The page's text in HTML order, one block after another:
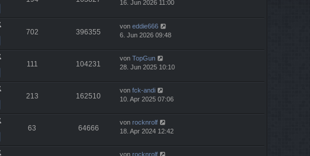
16. Jun 2026 11:00
702 396355
von eddie666
6. Jun 2026 09:48
111 104231
von TopGun
28. Jun 2025 10:10
213 162510
von fck-andi
10. Apr 2025 07:06
63 64666
von rocknrolf
18. Apr 2024 12:42
von rocknrolf